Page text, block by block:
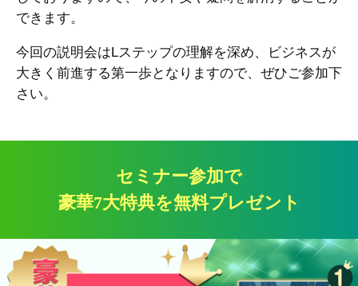
できます。
今回の説明会はLステップの理解を深め、ビジネスが
大きく前進する第一歩となりますので、ぜひご参加下
さい。
セミナー参加で
豪華7大特典を無料プレゼント